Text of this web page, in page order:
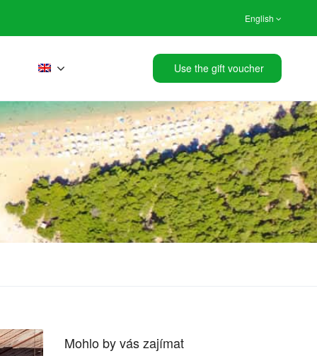
English
Use the gift voucher
Mohlo by vás zajímat